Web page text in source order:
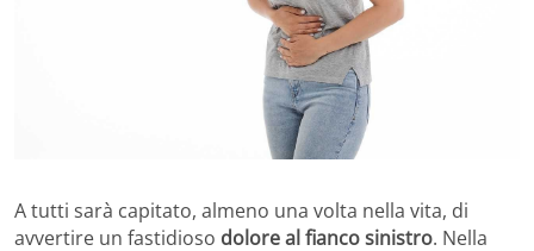
A tutti sarà capitato, almeno una volta nella vita, di
avvertire un fastidioso dolore al fianco sinistro. Nella